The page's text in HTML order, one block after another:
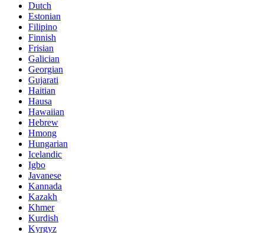
Dutch
Estonian
Filipino
Finnish
Frisian
Galician
Georgian
Gujarati
Haitian
Hausa
Hawaiian
Hebrew
Hmong
Hungarian
Icelandic
Igbo
Javanese
Kannada
Kazakh
Khmer
Kurdish
Kyrgyz